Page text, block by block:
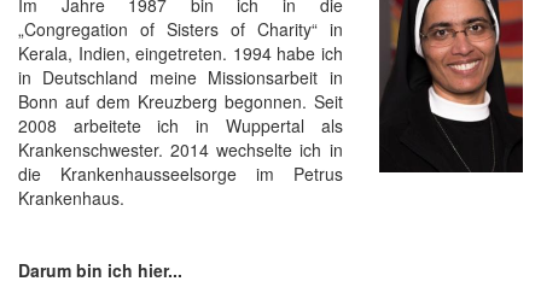
Im Jahre 1987 bin ich in die
„Congregation of Sisters of Charity“ in
Kerala, Indien, eingetreten. 1994 habe ich
in Deutschland meine Missionsarbeit in
Bonn auf dem Kreuzberg begonnen. Seit
2008 arbeitete ich in Wuppertal als
Krankenschwester. 2014 wechselte ich in
die Krankenhausseelsorge im Petrus
Krankenhaus.
Darum bin ich hier...